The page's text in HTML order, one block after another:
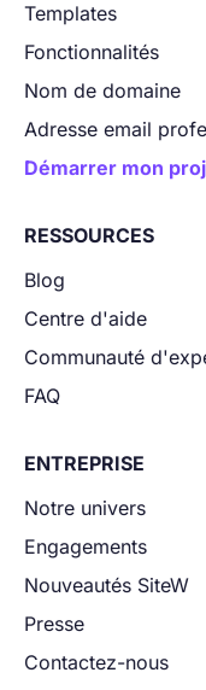
Templates
Fonctionnalités
Nom de domaine
Adresse email
Démarrer mon
RESSOURCES
Blog
Centre d'aide
Communauté
FAQ
ENTREPRISE
Notre univers
Engagements
Nouveautés SiteW
Presse
Contactez-nous